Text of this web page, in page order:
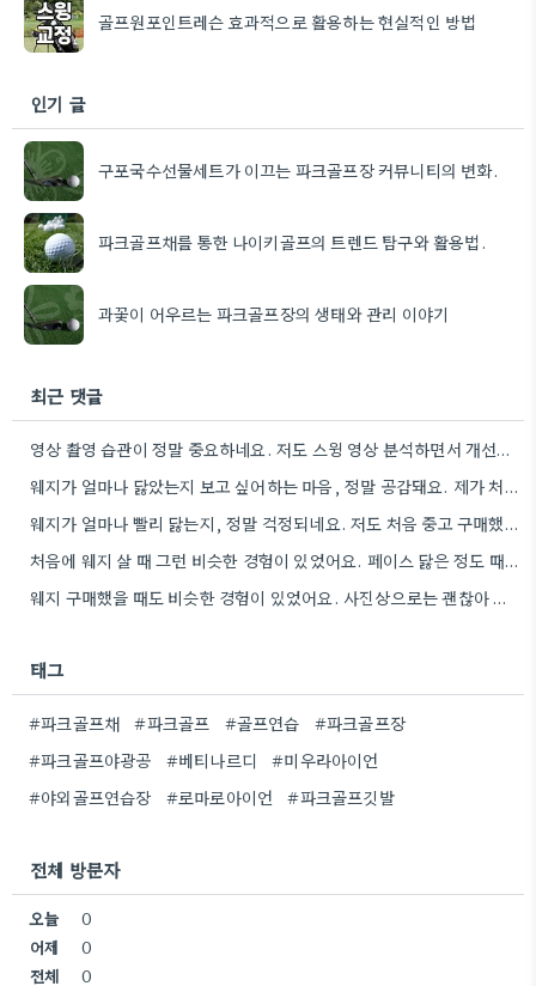
골프원포인트레슨 효과적으로 활용하는 현실적인 방법
인기 글
구포국수선물세트가 이끄는 파크골프장 커뮤니티의 변화.
파크골프채를 통한 나이키골프의 트렌드 탐구와 활용법.
과꽃이 어우르는 파크골프장의 생태와 관리 이야기
최근 댓글
영상 촬영 습관이 정말 중요하네요. 저도 스윙 영상 분석하면서 개선하는 게 훨씬 효과적이더라고요.
웨지가 얼마나 닳았는지 보고 싶어하는 마음, 정말 공감돼요. 제가 처음 중고 웨지를 샀을 때도 그랬거든요.
웨지가 얼마나 빨리 닳는지, 정말 걱정되네요. 저도 처음 중고 구매했을 때 비슷한 걱정 때문에 하루만…
처음에 웨지 살 때 그런 비슷한 경험이 있었어요. 페이스 닳은 정도 때문에 속상하더라고요.
웨지 구매했을 때도 비슷한 경험이 있었어요. 사진상으로는 괜찮아 보이는데, 실제로 받아보니 딤플이 많이 죽어있어서 당황했거든요.
태그
#파크골프채 #파크골프 #골프연습
#파크골프장
#파크골프야광공
#베티나르디
#미우라아이언
#야외골프연습장
#로마로아이언 #파크골프깃발
전체 방문자
오늘
0
어제
0
전체
0